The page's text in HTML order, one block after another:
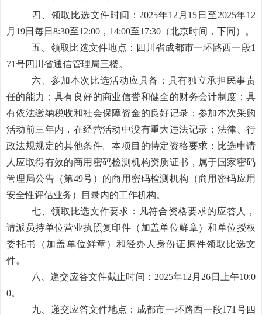
四
、领取比选文件时间： 2025年12 月 15 日至2025年12
月 19日每日 8:30至12:00 ， 14:00至17:30 （北京时间，下同）。
五、领取比选文件地点：四川省成都市一环路西一段1
71号四川省通信管理局三楼。
六 、参加本次比选活动应具备：具有独立承担民事责
任的能力；具有良好的商业信誉和健全的财务会计制度；具
有依法缴纳税收和社会保障资金的良好记录；参加本次采购
活动前三年内，在经营活动中没有重大违法记录；法律、行
政法规规定的其他条件。本项目的特定资格要求：比选申请
人应取得有效的商用密码检测机构资质证书，属于国家密码
管理局公告（第49号）的商用密码检测机构（商用密码应用
安全性评估业务）目录内的工作机构。
七 、领取比选文件要求：凡符合资格要求的应答人，
请派员持单位营业执照复印件（加盖单位鲜章）和单位授权
委托书（加盖单位鲜章）和经办人身份证原件领取比选文
件。
八
、递交应答文件截止时间： 2025年12 月 26 日 上午10:0
0。
九 、递交应答文件地点：成都市一环路西一段171 号四